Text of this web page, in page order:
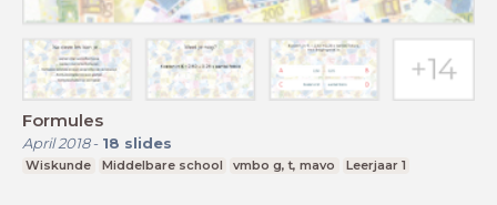
Formules
April 2018- 18 slides
Wiskunde Middelbare school vmbo g, t, mavo Leerjaar 1